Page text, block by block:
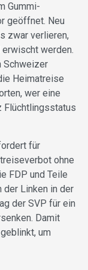
Gummi-
geöffnet. Neu
zwar verlieren,
werden.
Schweizer
Heimatreise
wer eine
Flüchtlingsstatus
für
ohne
FDP und Teile
der Linken in der
der SVP für ein
Damit
um